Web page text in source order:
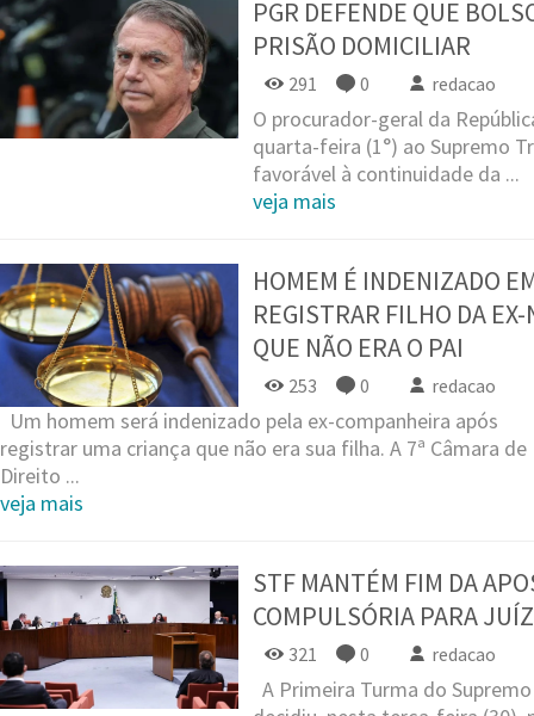
PGR DEFENDE QUE
PRISÃO DOMICILIAR
291 0 redacao
O procurador-geral da
quarta-feira (1°) ao Supremo
favorável à continuidade da ...
veja mais
HOMEM É INDENIZADO
REGISTRAR FILHO DA
QUE NÃO ERA O PAI
253 0 redacao
Um homem será indenizado pela ex-companheira após
registrar uma criança que não era sua filha. A 7ª Câmara de
Direito ...
veja mais
STF MANTÉM FIM DA
COMPULSÓRIA PARA
321 0 redacao
A Primeira Turma do